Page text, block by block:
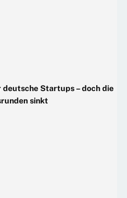
Startups – doch die
sinkt